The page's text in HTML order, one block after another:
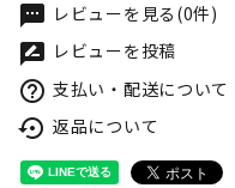
textsms レビューを見る(0件)
rate_review レビューを投稿
help_outline 支払い・配送について
settings_backup_restore 返品について